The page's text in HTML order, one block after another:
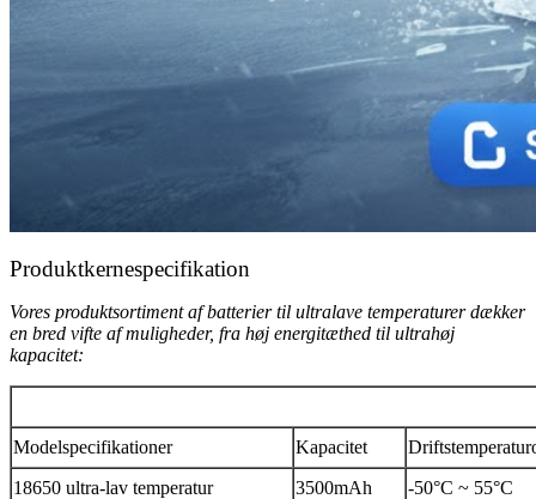
Produktkernespecifikation
Vores produktsortiment af batterier til ultralave temperaturer dækker
en bred vifte af muligheder, fra høj energitæthed til ultrahøj
kapacitet:
Modelspecifikationer Kapacitet
18650 ultra-lav temperatur
3500mAh
-50°C ~ 55°C